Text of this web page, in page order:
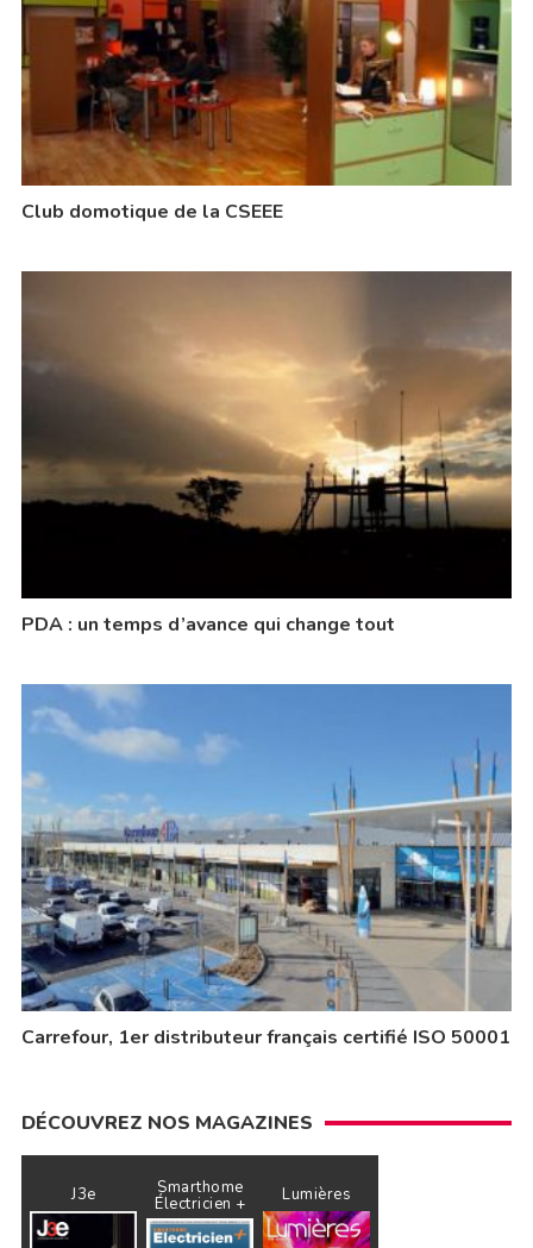
Club domotique de la CSEEE
PDA : un temps d’avance qui change tout
Carrefour, 1er distributeur français certifié ISO 50001
DÉCOUVREZ NOS MAGAZINES
J3e Smarthome
Électricien + Lumières